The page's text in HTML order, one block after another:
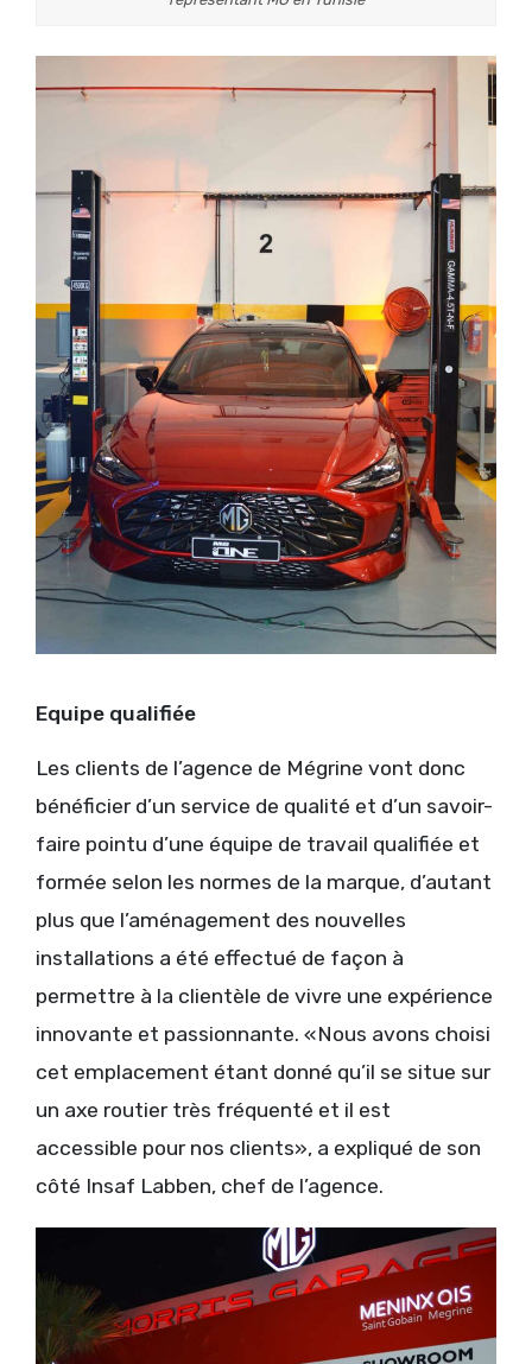
Equipe qualifiée
Les clients de l’agence de Mégrine vont donc
bénéficier d’un service de qualité et d’un savoir-
faire pointu d’une équipe de travail qualifiée et
formée selon les normes de la marque, d’autant
plus que l’aménagement des nouvelles
installations a été effectué de façon à
permettre à la clientèle de vivre une expérience
innovante et passionnante. «Nous avons choisi
cet emplacement étant donné qu’il se situe sur
un axe routier très fréquenté et il est
accessible pour nos clients», a expliqué de son
côté Insaf Labben, chef de l’agence.